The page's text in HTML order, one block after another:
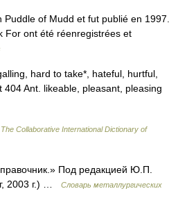
of Mudd et fut publié en 1997.
For ont été réenregistrées et
hard to take*, hateful, hurtful,
Ant. likeable, pleasant, pleasing
The Collaborative International Dictionary of
Под редакцией Ю.П.
2003 г.) …
Словарь металлургических